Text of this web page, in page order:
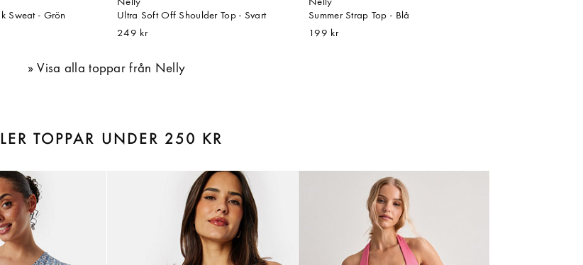
Sweat - Grön
Nelly
Ultra Soft Off Shoulder Top - Svart
249 kr
Nelly
Summer Strap Top - Blå
199 kr
Visa alla toppar från Nelly
TOPPAR UNDER 250 KR